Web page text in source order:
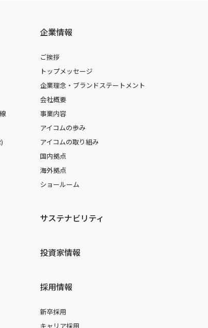
企業情報
ご挨拶
トップメッセージ
企業理念・ブランドステートメント
会社概要
事業内容
アイコムの歩み
アイコムの取り組み
国内拠点
海外拠点
ショールーム
サステナビリティ
投資家情報
採用情報
新卒採用
キャリア採用